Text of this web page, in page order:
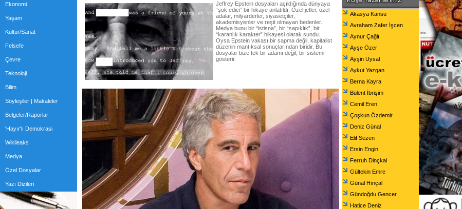
Ekonomi
Yaşam
Kültür/Sanat
Felsefe
Çevre
Teknoloji
Bilim
Söyleşiler | Makaleler
Belgeler/Raporlar
'Hayır'lı Demokrasi
Wikileaks
Medya
Özel Dosyalar
Yazı Dizileri
Jeffrey Epstein dosyaları açıldığında dünyaya
“şok edici” bir hikaye anlatıldı. Özel jetler, özel
adalar, milyarderler, siyasetçiler,
akademisyenler ve reşit olmayan bedenler.
Medya bunu bir “istisna”, bir “sapıklık”, bir
“karanlık karakter” hikayesi olarak sundu.
Oysa Epstein vakası bir sapma değil, kapitalist
düzenin mantıksal sonuçlarından biridir. Bu
dosyalar bize tek bir adamı değil, bir sistemi
gösterir.
Akasya Kansu
Avraham Zafer İşcen
Aynur Çağlı
Ayşe Özer
Ayşin Uysal
Aykut Yazgan
Berna Kayra
Bülent İbrişim
Cemil Eren
Çoşkun Özdemir
Deniz Günal
Elif Sezen
Ersin Engin
Ferruh Dinçkal
Gültekin Emre
Günal Hınçal
Gündoğdu Gencer
Hatice Deniz